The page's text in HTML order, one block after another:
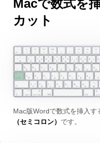
Macで数式を
カット
Mac版Wordで数式を挿入す
（セミコロン） です。